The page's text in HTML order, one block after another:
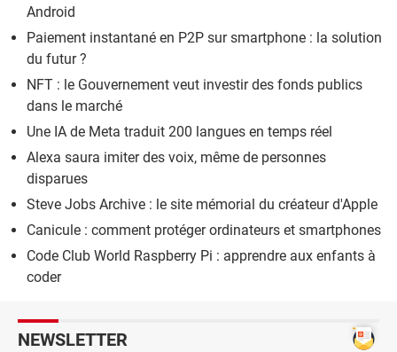
Android
Paiement instantané en P2P sur smartphone : la solution
du futur ?
NFT : le Gouvernement veut investir des fonds publics
dans le marché
Une IA de Meta traduit 200 langues en temps réel
Alexa saura imiter des voix, même de personnes
disparues
Steve Jobs Archive : le site mémorial du créateur d'Apple
Canicule : comment protéger ordinateurs et smartphones
Code Club World Raspberry Pi : apprendre aux enfants à
coder
NEWSLETTER